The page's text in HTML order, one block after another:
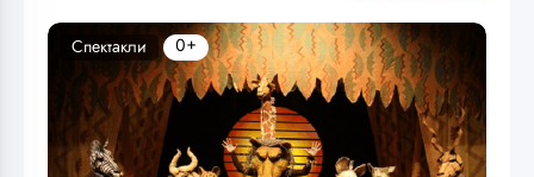
Спектакли 0+